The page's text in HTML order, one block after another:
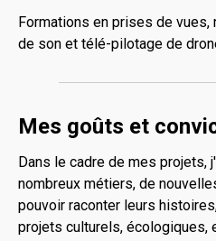
Formations en prises de
de son et télé-pilotage de
Mes goûts et
Dans le cadre de mes projets,
nombreux métiers, de
pouvoir raconter leurs
projets culturels, écologiques,